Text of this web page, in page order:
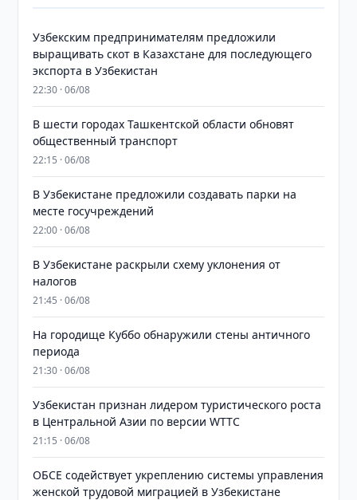
Узбекским предпринимателям предложили
выращивать скот в Казахстане для последующего
экспорта в Узбекистан
22:30 · 06/08
В шести городах Ташкентской области обновят
общественный транспорт
22:15 · 06/08
В Узбекистане предложили создавать парки на
месте госучреждений
22:00 · 06/08
В Узбекистане раскрыли схему уклонения от
налогов
21:45 · 06/08
На городище Куббо обнаружили стены античного
периода
21:30 · 06/08
Узбекистан признан лидером туристического роста
в Центральной Азии по версии WTTC
21:15 · 06/08
ОБСЕ содействует укреплению системы управления
женской трудовой миграцией в Узбекистане